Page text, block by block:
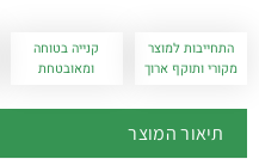
התחייבות למוצר
מקורי ותוקף ארוך
קנייה בטוחה
ומאובטחת
תיאור המוצר